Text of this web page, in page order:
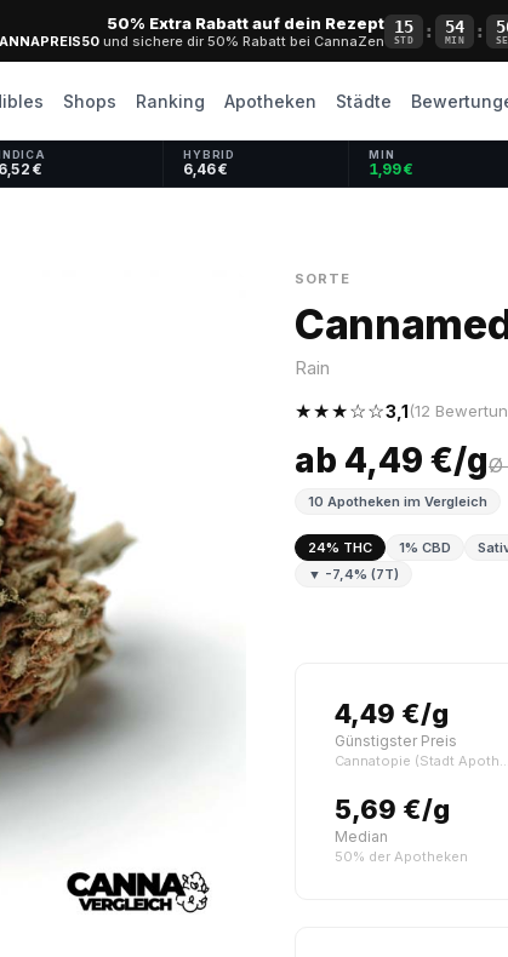
50% Extra Rabatt auf dein Rezept
und sichere dir 50% Rabatt bei CannaZen
15
STD : 54
MIN :
Shops Ranking Apotheken Städte
6,52 €
HYBRID
6,46 €
MIN
1,99 €
SORTE
Rain
★★★☆☆3,1(12
ab 4,49 €/gØ
10 Apotheken im Vergleich
24% THC 1% CBD
▼ -7,4% (7T)
4,49 €/g
Günstigster Preis
Cannatopie (Stadt Apotheke, Saarbrücken)
5,69 €/g
Median
50% der Apotheken